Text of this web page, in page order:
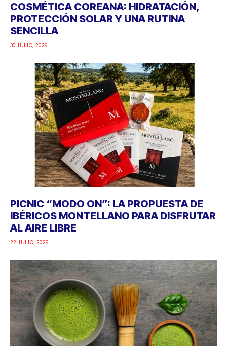
COSMÉTICA COREANA: HIDRATACIÓN,
PROTECCIÓN SOLAR Y UNA RUTINA
SENCILLA
30 JULIO, 2026
PICNIC “MODO ON”: LA PROPUESTA DE
IBÉRICOS MONTELLANO PARA DISFRUTAR
AL AIRE LIBRE
22 JULIO, 2026